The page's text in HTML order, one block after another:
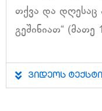
თქვა და დღესაც
გეშინიათ“ (მათე
ვიდეოს